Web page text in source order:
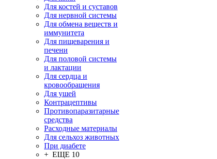
Для костей и суставов
Для нервной системы
Для обмена веществ и
иммунитета
Для пищеварения и
печени
Для половой системы
и лактации
Для сердца и
кровообращения
Для ушей
Контрацептивы
Противопаразитарные
средства
Расходные материалы
Для сельхоз животных
При диабете
+ ЕЩЕ 10